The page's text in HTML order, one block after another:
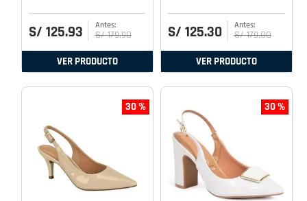
S/ 125.93 S/ 179.90
VER PRODUCTO
S/ 125.30 S/ 179.00
VER PRODUCTO
30 % 30 %